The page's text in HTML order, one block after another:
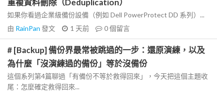
重複資料刪除（Deduplication）
如果你看過企業級備份設備（例如 Dell PowerProtect DD 系列）...
由 RainPan 發文 1 天前 0個留言
# [Backup] 備份界最常被跳過的一步：還原演練，以及
為什麼「沒演練過的備份」等於沒備份
這個系列第4篇聊過「有備份不等於救得回來」，今天把這個主題收
尾：怎麼確定救得回來...